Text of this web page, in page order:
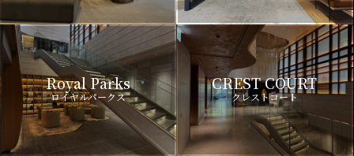
Royal Parks
ロイヤルパークス
CREST COURT
クレストコート